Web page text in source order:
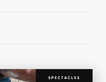
SPECTACLES